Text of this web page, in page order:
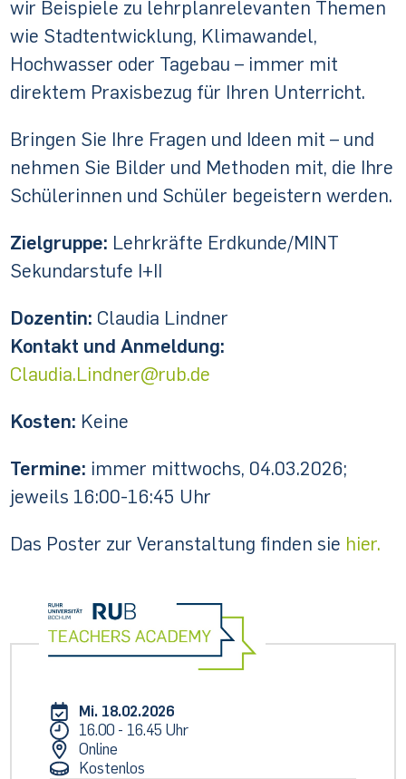
wir Beispiele zu lehrplanrelevanten Themen
wie Stadtentwicklung, Klimawandel,
Hochwasser oder Tagebau – immer mit
direktem Praxisbezug für Ihren Unterricht.
Bringen Sie Ihre Fragen und Ideen mit – und
nehmen Sie Bilder und Methoden mit, die Ihre
Schülerinnen und Schüler begeistern werden.
Zielgruppe: Lehrkräfte Erdkunde/MINT
Sekundarstufe I+II
Dozentin: Claudia Lindner
Kontakt und Anmeldung:
Claudia.Lindner@rub.de
Kosten: Keine
Termine: immer mittwochs, 04.03.2026;
jeweils 16:00-16:45 Uhr
Das Poster zur Veranstaltung finden sie hier.
Mi. 18.02.2026
16.00 - 16.45 Uhr
Online
Kostenlos